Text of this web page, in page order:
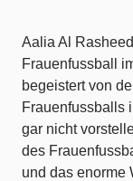
Aalia Al
Frauenfussball
begeistert von
Frauenfussballs
gar nicht
des
und das enorme